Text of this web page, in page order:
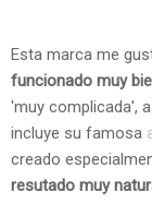
Esta marca me
funcionado muy
'muy complicada',
incluye su famosa
creado
resutado muy